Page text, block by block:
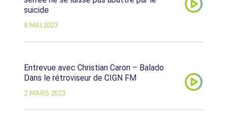
suicide
8 MAI 2023
Entrevue avec Christian Caron – Balado
Dans le rétroviseur de CIGN FM
2 MARS 2023